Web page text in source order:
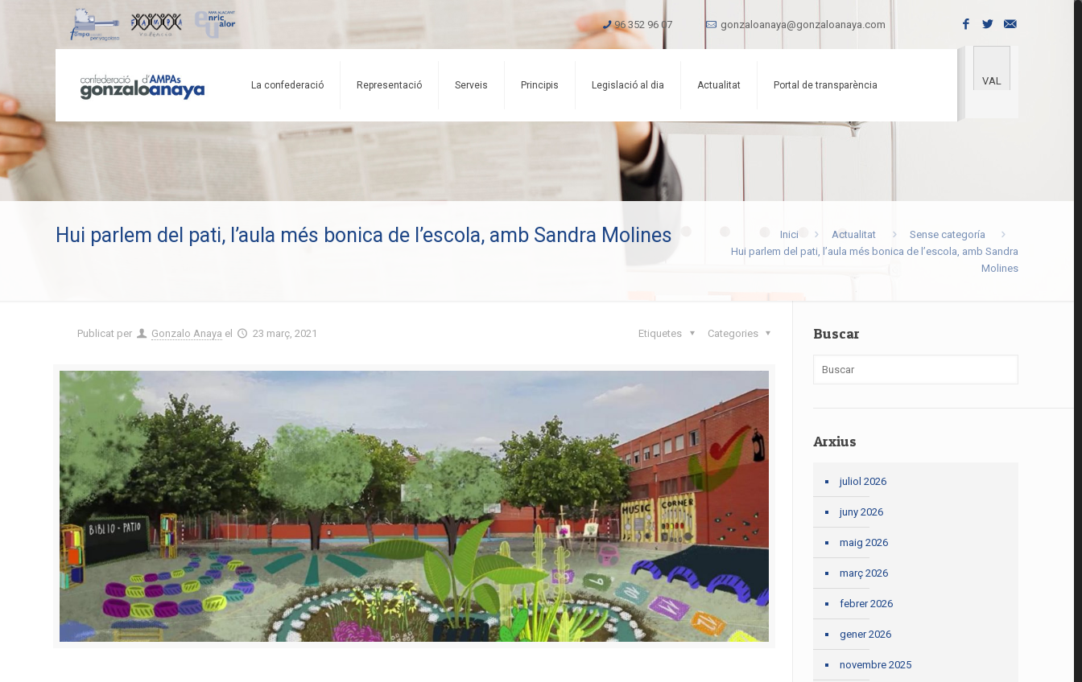
96 352 96 07 gonzaloanaya@gonzaloanaya.com
La confederació Representació Serveis Principis Legislació al dia Actualitat Portal de transparència VAL
Hui parlem del pati, l’aula més bonica de l’escola, amb Sandra Molines Inici Actualitat
Sense categoría
Hui parlem del pati, l’aula més bonica de l’escola, amb Sandra
Molines
Publicat per Gonzalo Anaya el 23 març, 2021 Categories
Etiquetes Buscar
Arxius
juliol 2026
juny 2026
maig 2026
març 2026
febrer 2026
gener 2026
novembre 2025